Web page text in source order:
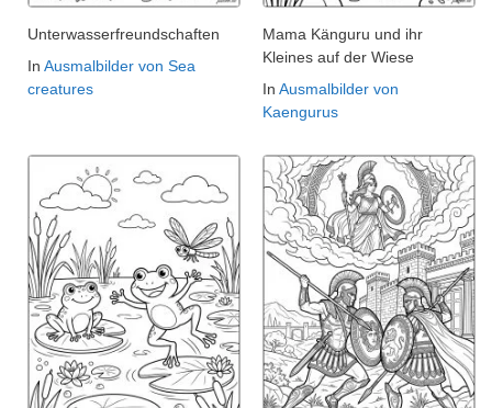
Unterwasserfreundschaften
In Ausmalbilder von Sea
creatures
Mama Känguru und ihr
Kleines auf der Wiese
In Ausmalbilder von
Kaengurus